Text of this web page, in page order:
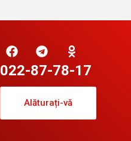
022-87-78-17
Alăturați-vă